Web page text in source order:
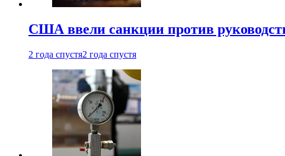
США ввели санкции против
2 года спустя2 года спустя